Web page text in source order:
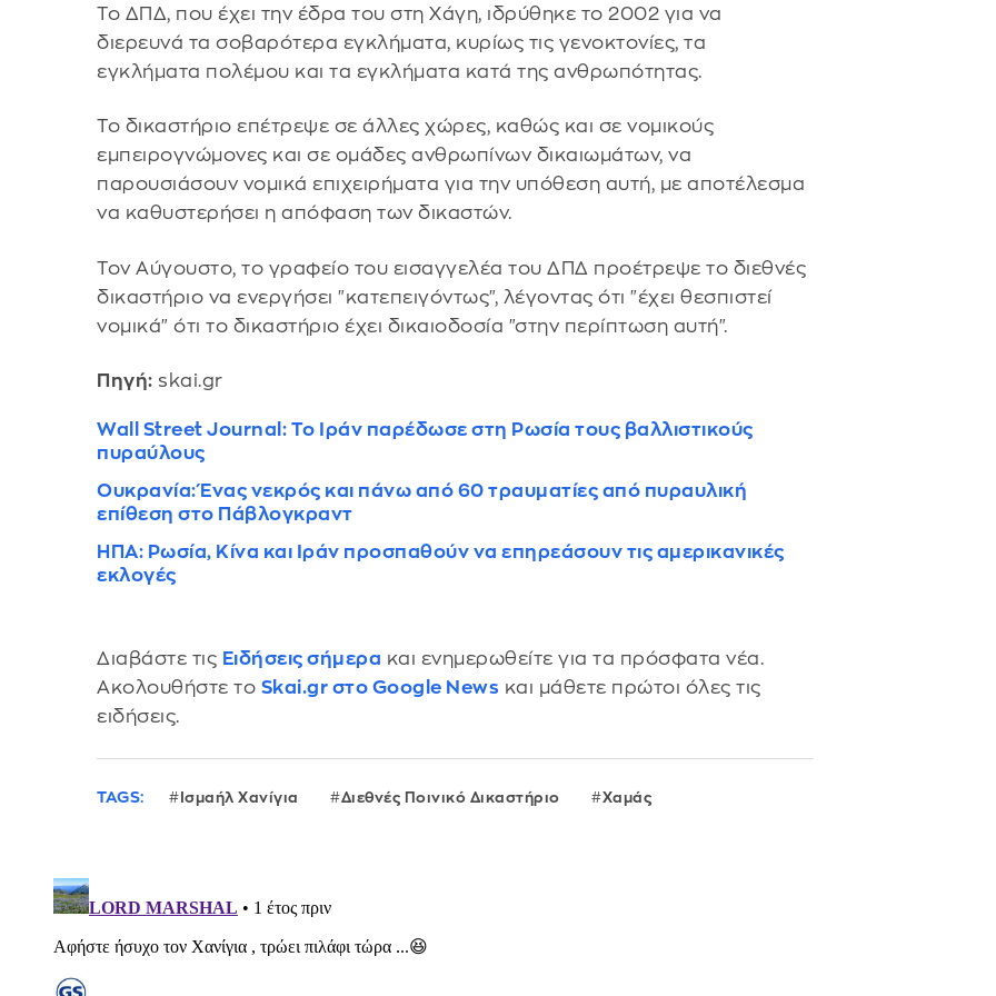
Το ΔΠΔ, που έχει την έδρα του στη Χάγη, ιδρύθηκε το 2002 για να
διερευνά τα σοβαρότερα εγκλήματα, κυρίως τις γενοκτονίες, τα
εγκλήματα πολέμου και τα εγκλήματα κατά της ανθρωπότητας.
Το δικαστήριο επέτρεψε σε άλλες χώρες, καθώς και σε νομικούς
εμπειρογνώμονες και σε ομάδες ανθρωπίνων δικαιωμάτων, να
παρουσιάσουν νομικά επιχειρήματα για την υπόθεση αυτή, με αποτέλεσμα
να καθυστερήσει η απόφαση των δικαστών.
Τον Αύγουστο, το γραφείο του εισαγγελέα του ΔΠΔ προέτρεψε το διεθνές
δικαστήριο να ενεργήσει "κατεπειγόντως", λέγοντας ότι "έχει θεσπιστεί
νομικά" ότι το δικαστήριο έχει δικαιοδοσία "στην περίπτωση αυτή".
Πηγή: skai.gr
Wall Street Journal: Το Ιράν παρέδωσε στη Ρωσία τους βαλλιστικούς
πυραύλους
Ουκρανία: Ένας νεκρός και πάνω από 60 τραυματίες από πυραυλική
επίθεση στο Πάβλογκραντ
ΗΠΑ: Ρωσία, Κίνα και Ιράν προσπαθούν να επηρεάσουν τις αμερικανικές
εκλογές
Διαβάστε τις Ειδήσεις σήμερα και ενημερωθείτε για τα πρόσφατα νέα.
Ακολουθήστε το Skai.gr στο Google News και μάθετε πρώτοι όλες τις
ειδήσεις.
TAGS: Ισμαήλ Χανίγια Διεθνές Ποινικό Δικαστήριο Χαμάς